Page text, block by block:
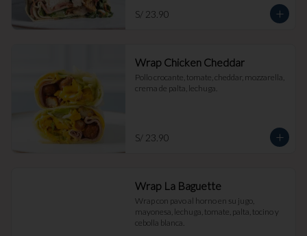
S/ 23.90
Wrap Chicken Cheddar
Pollo crocante, tomate, cheddar, mozzarella,
crema de palta, lechuga.
S/ 23.90
Wrap La Baguette
Wrap con pavo al horno en su jugo,
mayonesa, lechuga, tomate, palta, tocino y
cebolla blanca.